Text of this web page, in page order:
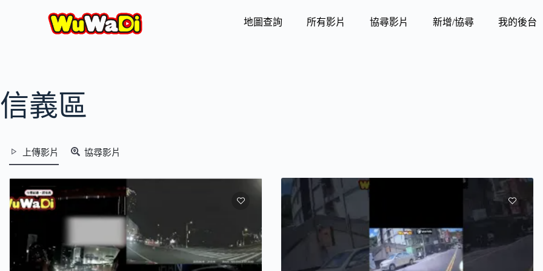
地圖查詢 所有影片 協尋影片 新增/協尋 我的後台
信義區
上傳影片 協尋影片